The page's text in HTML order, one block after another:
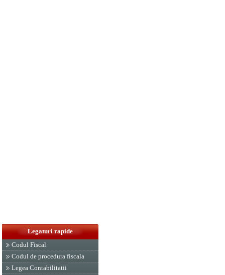
Legaturi rapide
Codul Fiscal
Codul de procedura fiscala
Legea Contabilitatii